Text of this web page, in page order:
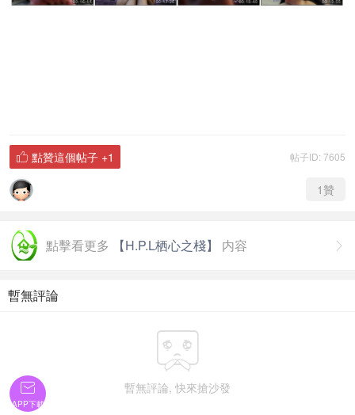
帖子ID: 7605
 點贊這個帖子 +1
1贊

點擊看更多 【H.P.L栖心之棧】 内容
暫無評論

暫無評論, 快來搶沙發

APP下載